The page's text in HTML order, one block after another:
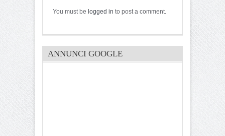
You must be logged in to post a comment.
ANNUNCI GOOGLE